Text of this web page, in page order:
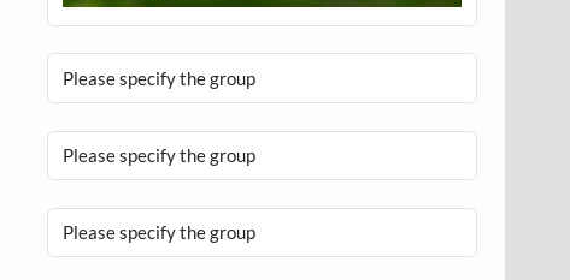
Please specify the group
Please specify the group
Please specify the group